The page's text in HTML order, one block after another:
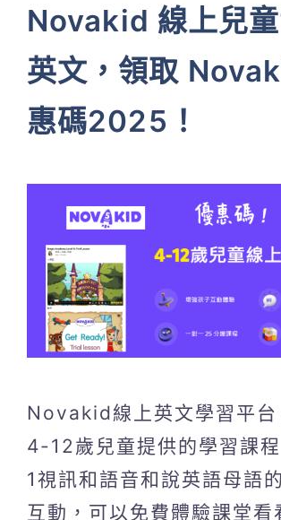
Novakid 線上兒
英文，領取
惠碼2025！
Novakid線上英文學習平台
4-12歲兒童提供的學習課
1視訊和語音和說英語母語
互動，可以免費體驗課堂看